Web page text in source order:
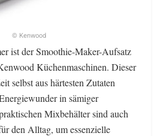
© Kenwood
ist der Smoothie-Maker-Aufsatz
Küchenmaschinen. Dieser
selbst aus härtesten Zutaten
in sämiger
Mixbehälter sind auch
den Alltag, um essenzielle